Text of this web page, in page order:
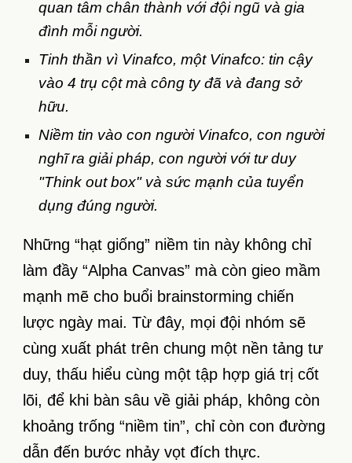
quan tâm chân thành với đội ngũ và gia
đình mỗi người.
Tinh thần vì Vinafco, một Vinafco: tin cậy
vào 4 trụ cột mà công ty đã và đang sở
hữu.
Niềm tin vào con người Vinafco, con người
nghĩ ra giải pháp, con người với tư duy
"Think out box" và sức mạnh của tuyển
dụng đúng người.
Những “hạt giống” niềm tin này không chỉ
làm đầy “Alpha Canvas” mà còn gieo mầm
mạnh mẽ cho buổi brainstorming chiến
lược ngày mai. Từ đây, mọi đội nhóm sẽ
cùng xuất phát trên chung một nền tảng tư
duy, thấu hiểu cùng một tập hợp giá trị cốt
lõi, để khi bàn sâu về giải pháp, không còn
khoảng trống “niềm tin”, chỉ còn con đường
dẫn đến bước nhảy vọt đích thực.